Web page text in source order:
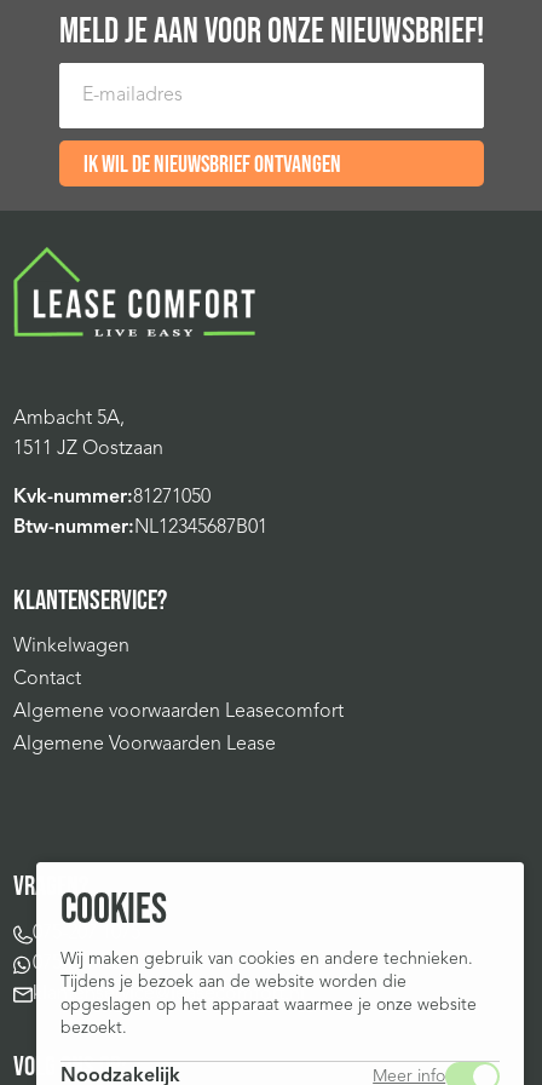
MELD JE AAN VOOR ONZE NIEUWSBRIEF!
E-mailadres
Ik wil de nieuwsbrief ontvangen
Ambacht 5A,
1511 JZ Oostzaan
Kvk-nummer:81271050
Btw-nummer: NL12345687B01
KLANTENSERVICE?
Winkelwagen
Contact
Algemene voorwaarden Leasecomfort
Algemene Voorwaarden Lease
VRAGEN?
075-207 1075
075-207 1075
klantenservice@leasecomfort.nl
VOLG ONS OP:
COOKIES
Wij maken gebruik van cookies en andere technieken.
Tijdens je bezoek aan de website worden die
opgeslagen op het apparaat waarmee je onze website
bezoekt.
Noodzakelijk Meer info